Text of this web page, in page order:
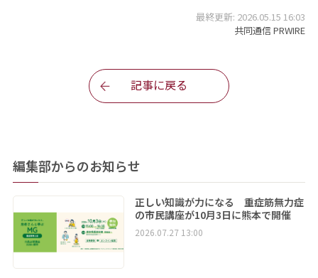
最終更新: 2026.05.15 16:03
共同通信 PRWIRE
記事に戻る
編集部からのお知らせ
正しい知識が力になる 重症筋無力症
の市民講座が10月3日に熊本で開催
2026.07.27 13:00